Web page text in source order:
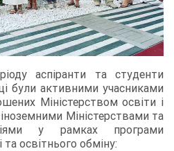
аспіранти та студенти
були активними учасниками
Міністерством освіти і
Міністерствами та
у рамках програми
та освітнього обміну: